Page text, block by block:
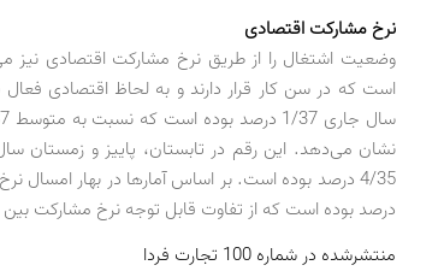
نرخ مشارکت اقتصادی
وضعیت اشتغال را از طریق نرخ مشارکت اقتصادی نیز
است که در سن کار قرار دارند و به لحاظ اقتصادی
درصد بوده است که از تفاوت قابل توجه نرخ مشارکت
منتشرشده در شماره 100 تجارت فردا